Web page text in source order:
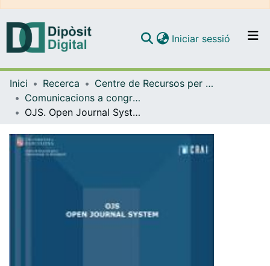
Navega per tot el DD
Com publicar
Contacte
Iniciar sessió (current)
Inici Recerca
Centre de Recursos per a l'Aprenentatge i la Investigació (CRAI-UB)
Comunicacions a congressos / Jornades / Presentacions (CRAI-UB)
OJS. Open Journal System [2017]